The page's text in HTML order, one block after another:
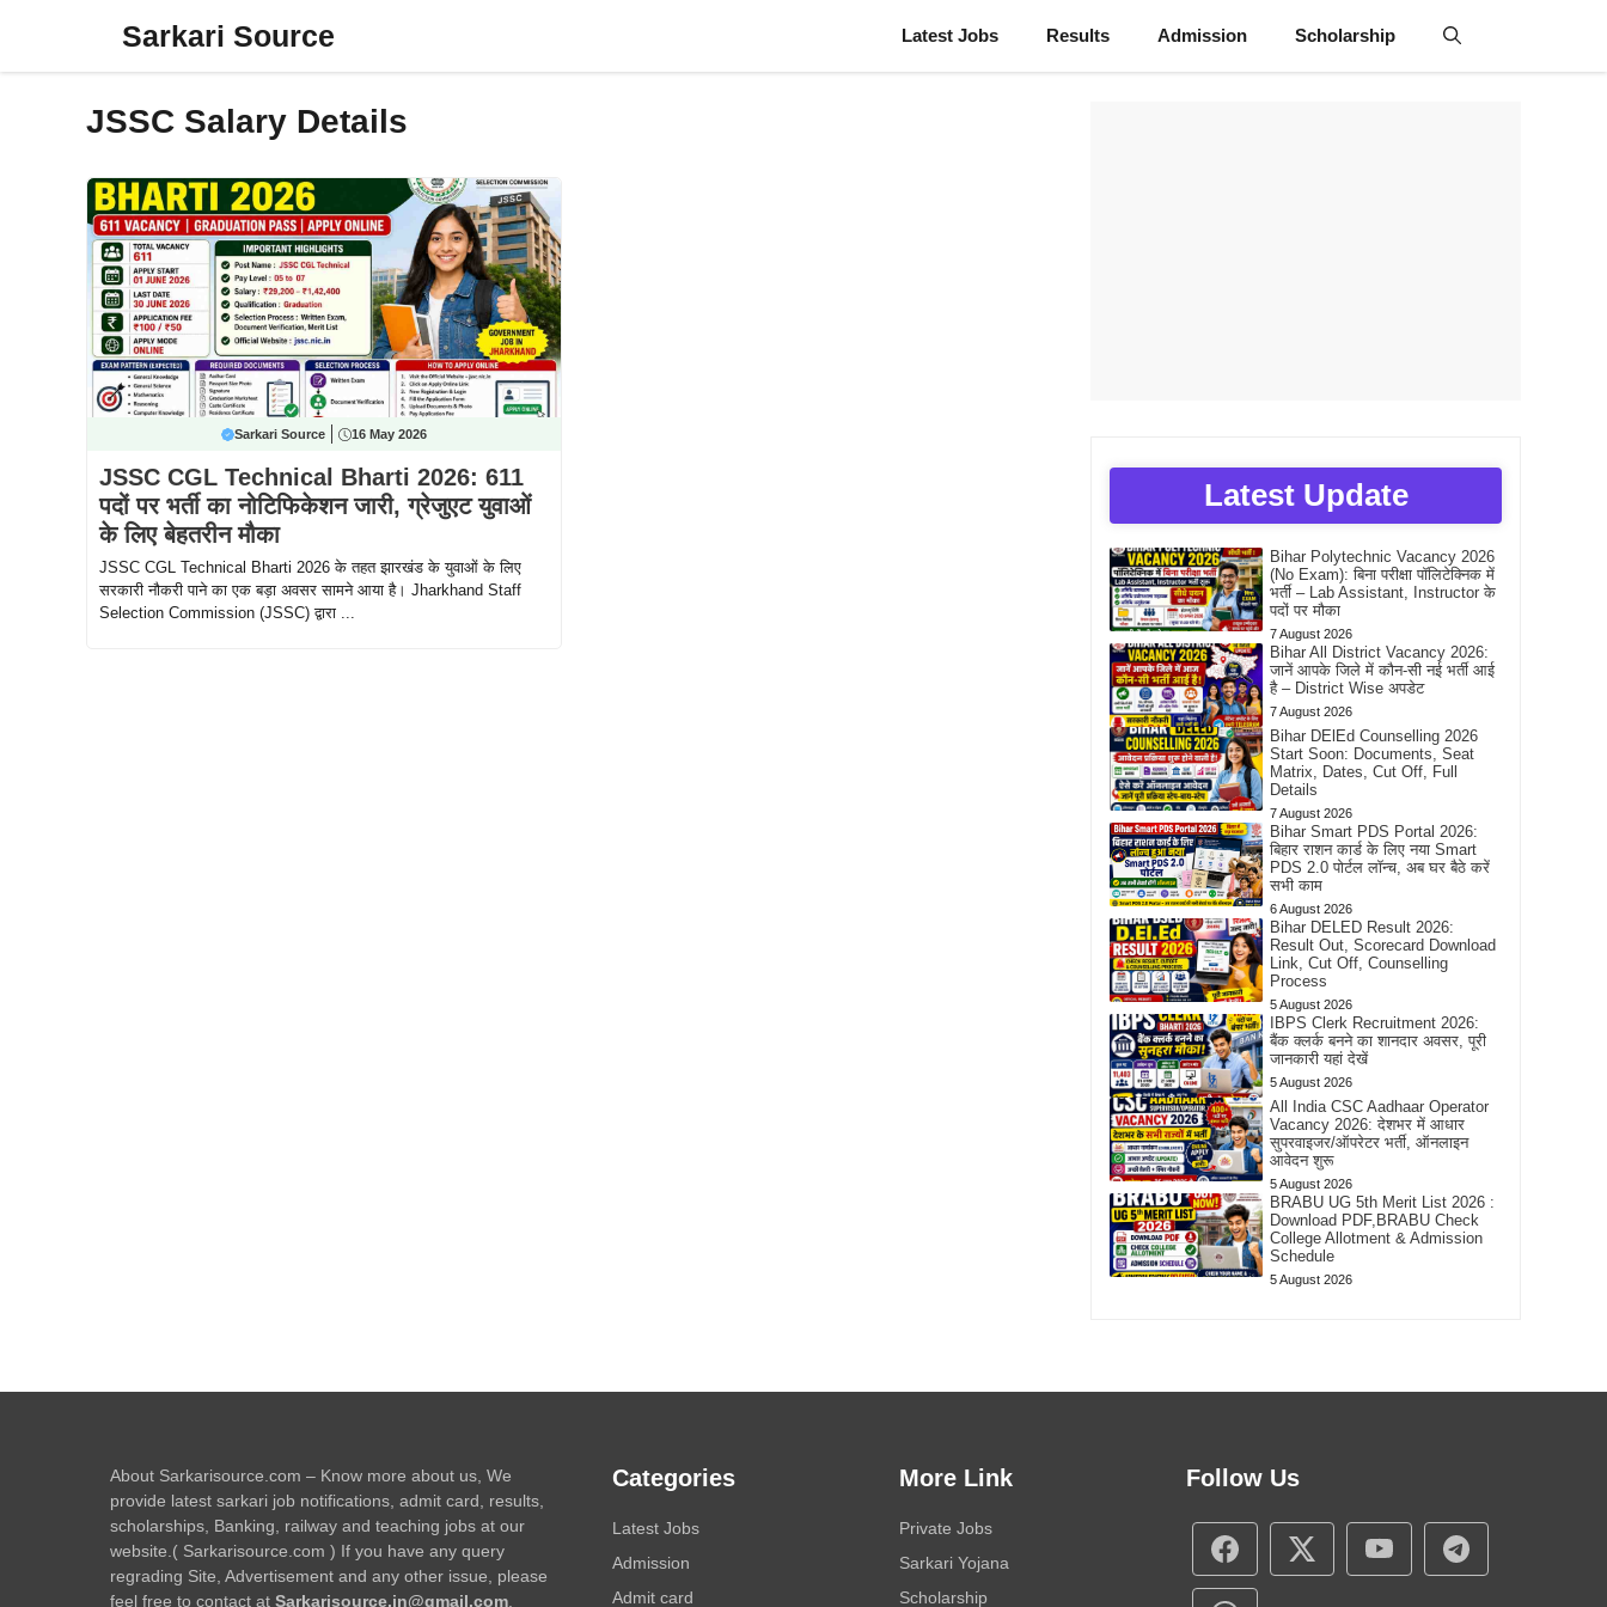
Sarkari Source Latest Jobs Results Admission Scholarship
JSSC Salary Details
Sarkari Source 16 May 2026
JSSC CGL Technical Bharti 2026: 611
पदों पर भर्ती का नोटिफिकेशन जारी, ग्रेजुएट युवाओं
के लिए बेहतरीन मौका
JSSC CGL Technical Bharti 2026 के तहत झारखंड के युवाओं के लिए
सरकारी नौकरी पाने का एक बड़ा अवसर सामने आया है। Jharkhand Staff
Selection Commission (JSSC) द्वारा ...
Latest Update
Bihar Polytechnic Vacancy 2026
(No Exam): बिना परीक्षा पॉलिटेक्निक में
भर्ती – Lab Assistant, Instructor के
पदों पर मौका
7 August 2026
Bihar All District Vacancy 2026:
जानें आपके जिले में कौन-सी नई भर्ती आई
है – District Wise अपडेट
7 August 2026
Bihar DElEd Counselling 2026
Start Soon: Documents, Seat
Matrix, Dates, Cut Off, Full
Details
7 August 2026
Bihar Smart PDS Portal 2026:
बिहार राशन कार्ड के लिए नया Smart
PDS 2.0 पोर्टल लॉन्च, अब घर बैठे करें
सभी काम
6 August 2026
Bihar DELED Result 2026:
Result Out, Scorecard Download
Link, Cut Off, Counselling
Process
5 August 2026
IBPS Clerk Recruitment 2026:
बैंक क्लर्क बनने का शानदार अवसर, पूरी
जानकारी यहां देखें
5 August 2026
All India CSC Aadhaar Operator
Vacancy 2026: देशभर में आधार
सुपरवाइजर/ऑपरेटर भर्ती, ऑनलाइन
आवेदन शुरू
5 August 2026
BRABU UG 5th Merit List 2026 :
Download PDF,BRABU Check
College Allotment & Admission
Schedule
5 August 2026
About Sarkarisource.com – Know more about us, We
provide latest sarkari job notifications, admit card, results,
scholarships, Banking, railway and teaching jobs at our
website.( Sarkarisource.com ) If you have any query
regrading Site, Advertisement and any other issue, please
feel free to contact at Sarkarisource.in@gmail.com
Categories
Latest Jobs
Admission
Admit card
More Link
Private Jobs
Sarkari Yojana
Scholarship
Follow Us